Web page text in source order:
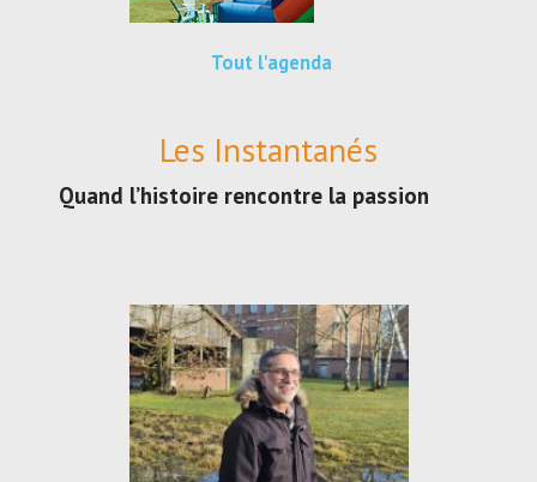
Tout l'agenda
Les Instantanés
Quand l’histoire rencontre la passion